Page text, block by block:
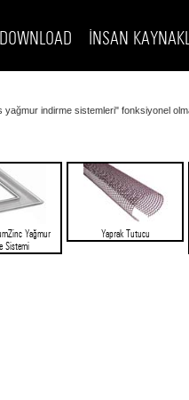
DOWNLOAD İNSAN
indirme sistemleri" fonksiyonel
Yağmur
Sistemi
Yaprak Tutucu